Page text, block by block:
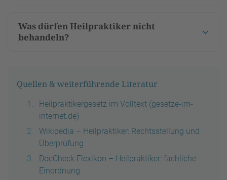
Was dürfen Heilpraktiker nicht
behandeln?
Quellen & weiterführende Literatur
Heilpraktikergesetz im Volltext (gesetze-im-
internet.de)
Wikipedia – Heilpraktiker: Rechtsstellung und
Überprüfung
DocCheck Flexikon – Heilpraktiker: fachliche
Einordnung